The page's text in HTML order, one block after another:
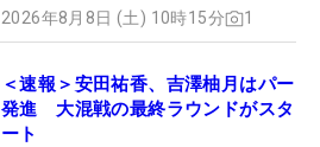
2026年8月8日 (土) 10時15分 1
＜速報＞安田祐香、吉澤柚月はパー
発進 大混戦の最終ラウンドがスタ
ート